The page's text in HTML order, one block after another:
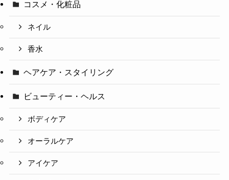
コスメ・化粧品
ネイル
香水
ヘアケア・スタイリング
ビューティー・ヘルス
ボディケア
オーラルケア
アイケア